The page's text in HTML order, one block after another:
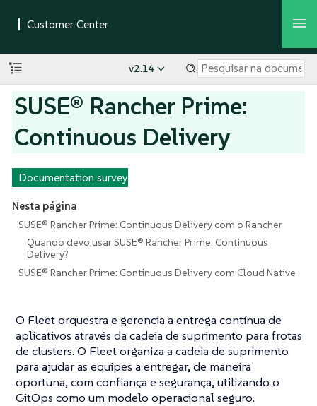
v2.14
SUSE® Rancher Prime:
Continuous Delivery
Documentation survey
Nesta página
SUSE® Rancher Prime: Continuous Delivery com o Rancher
Quando devo usar SUSE® Rancher Prime: Continuous
Delivery?
SUSE® Rancher Prime: Continuous Delivery com Cloud Native
O Fleet orquestra e gerencia a entrega contínua de
aplicativos através da cadeia de suprimento para frotas
de clusters. O Fleet organiza a cadeia de suprimento
para ajudar as equipes a entregar, de maneira
oportuna, com confiança e segurança, utilizando o
GitOps como um modelo operacional seguro.